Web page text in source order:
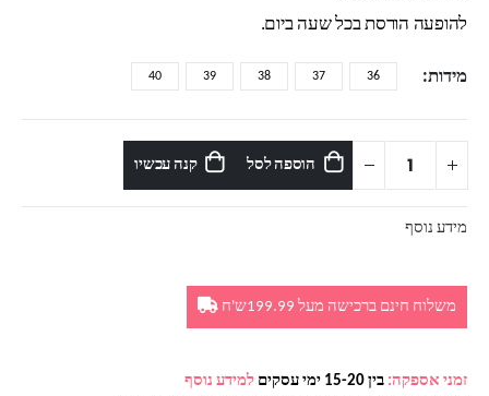
להופעה הורסת בכל שעה ביום.
מידות 36
37
38
39
40
הוספה לסל קנה עכשיו
מידע נוסף
משלוח חינם ברכישה מעל 199.99ש'ח
זמני אספקה: בין 15-20 ימי עסקים
למידע נוסף